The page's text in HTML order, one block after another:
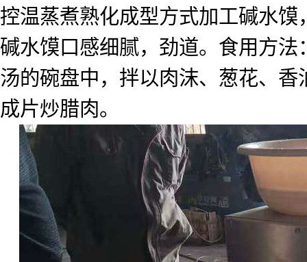
控温蒸煮熟化成型方式加工碱水
碱水馍口感细腻，劲道。食用方
汤的碗盘中，拌以肉沫、葱花、
成片炒腊肉。